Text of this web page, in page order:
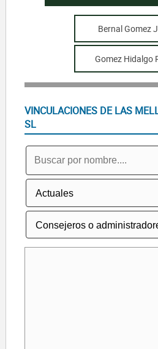
Bernal Gomez
Gomez Hidalgo
VINCULACIONES DE LAS
SL